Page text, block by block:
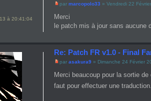
parmarcopolo33 » Vendredi 22
Merci
le patch mis à jour sans aucune
à 20:41:04
Re: Patch FR v1.0 - Final
parasakura9 » Dimanche 24 Février
Merci beaucoup pour la sortie
faut pour effectuer une